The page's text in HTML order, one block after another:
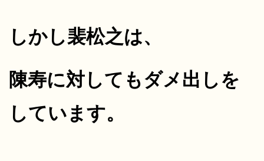
しかし裴松之は、
陳寿に対してもダメ出しを
しています。